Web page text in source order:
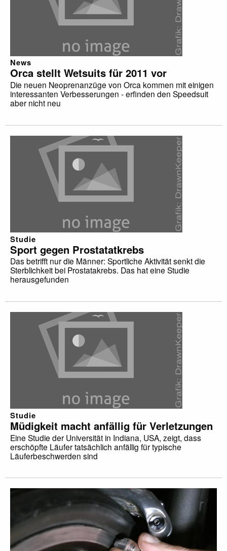
News
Orca stellt Wetsuits für 2011 vor
Die neuen Neoprenanzüge von Orca kommen mit einigen
interessanten Verbesserungen - erfinden den Speedsuit
aber nicht neu
Studie
Sport gegen Prostatatkrebs
Das betrifft nur die Männer: Sportliche Aktivität senkt die
Sterblichkeit bei Prostatakrebs. Das hat eine Studie
herausgefunden
Studie
Müdigkeit macht anfällig für Verletzungen
Eine Studie der Universität in Indiana, USA, zeigt, dass
erschöpfte Läufer tatsächlich anfällig für typische
Läuferbeschwerden sind